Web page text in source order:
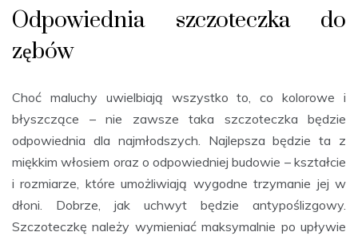
Odpowiednia szczoteczka do
zębów
Choć maluchy uwielbiają wszystko to, co kolorowe i
błyszczące – nie zawsze taka szczoteczka będzie
odpowiednia dla najmłodszych. Najlepsza będzie ta z
miękkim włosiem oraz o odpowiedniej budowie – kształcie
i rozmiarze, które umożliwiają wygodne trzymanie jej w
dłoni. Dobrze, jak uchwyt będzie antypoślizgowy.
Szczoteczkę należy wymieniać maksymalnie po upływie